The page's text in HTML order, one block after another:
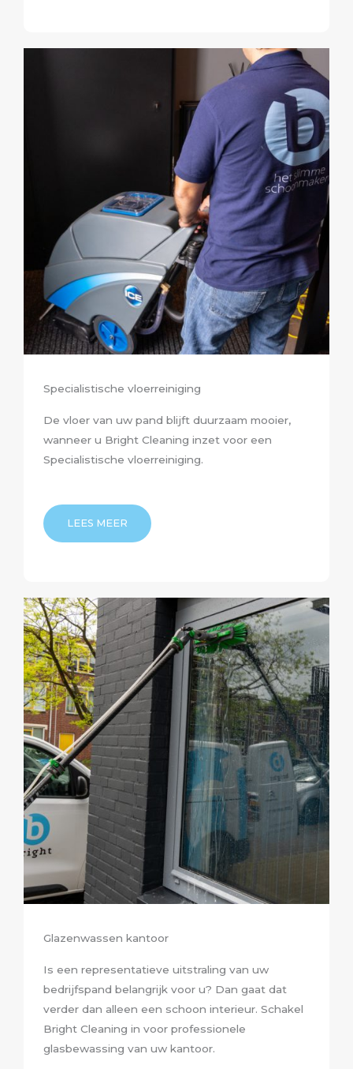
Specialistische vloerreiniging
De vloer van uw pand blijft duurzaam mooier,
wanneer u Bright Cleaning inzet voor een
Specialistische vloerreiniging.
LEES MEER
Glazenwassen kantoor
Is een representatieve uitstraling van uw
bedrijfspand belangrijk voor u? Dan gaat dat
verder dan alleen een schoon interieur. Schakel
Bright Cleaning in voor professionele
glasbewassing van uw kantoor.